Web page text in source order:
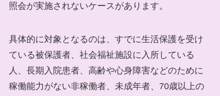
照会が実施されないケースがあります。
具体的に対象となるのは、すでに生活保護を受け
ている被保護者、社会福祉施設に入所している
人、長期入院患者、高齢や心身障害などのために
稼働能力がない非稼働者、未成年者、70歳以上の